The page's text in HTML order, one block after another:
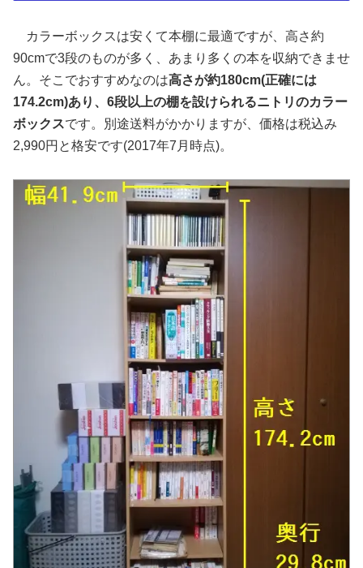
カラーボックスは安くて本棚に最適ですが、高さ約
90cmで3段のものが多く、あまり多くの本を収納できませ
ん。そこでおすすめなのは高さが約180cm(正確には
174.2cm)あり、6段以上の棚を設けられるニトリのカラー
ボックスです。別途送料がかかりますが、価格は税込み
2,990円と格安です(2017年7月時点)。